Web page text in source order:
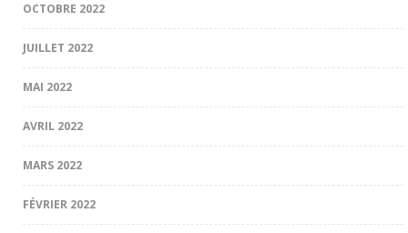
OCTOBRE 2022
JUILLET 2022
MAI 2022
AVRIL 2022
MARS 2022
FÉVRIER 2022